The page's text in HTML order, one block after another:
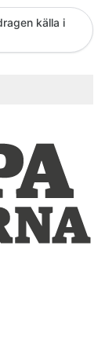
källa i